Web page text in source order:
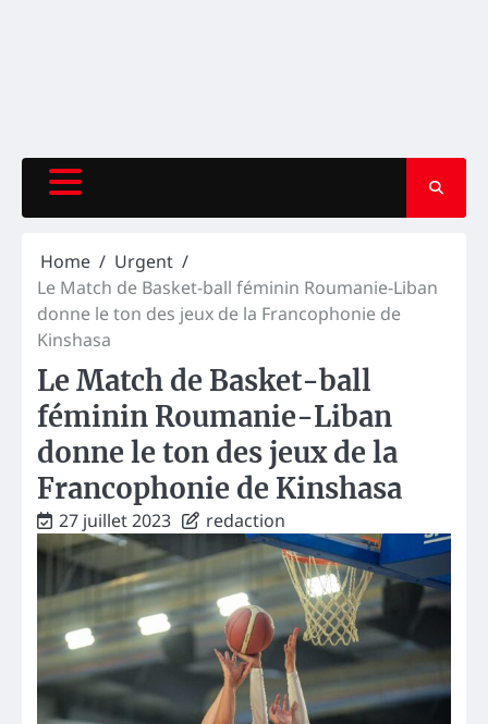
Home
Urgent
Le Match de Basket-ball féminin Roumanie-Liban
donne le ton des jeux de la Francophonie de
Kinshasa
Le Match de Basket-ball
féminin Roumanie-Liban
donne le ton des jeux de la
Francophonie de Kinshasa
27 juillet 2023 redaction